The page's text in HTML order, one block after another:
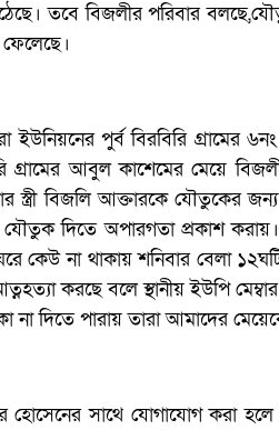
তবে বিজলীর পরিবার
পুর্ব বিরবিরি গ্রামের
গ্রামের আবুল কাশেমের মেয়ে
স্ত্রী বিজলি আক্তারকে যৌতুকের
যৌতুক দিতে অপারগতা প্রকাশ
কেউ না থাকায় শনিবার বেলা
করছে বলে স্থানীয় ইউপি
দিতে পারায় তারা আমাদের
হোসেনের সাথে যোগাযোগ করা হলে